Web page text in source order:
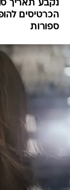
נקבע תאריך
הכרטיסים
ספורות